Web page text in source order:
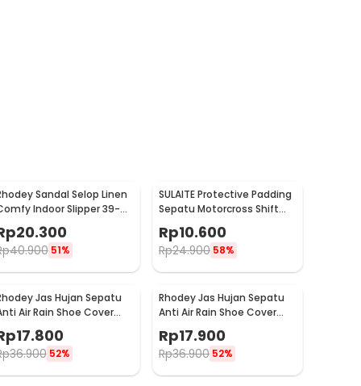
Sandal Selop Linen
Indoor Slipper 39-
40 - YT22
20.300
40.900 51%
SULAITE Protective Padding
Sepatu Motorcross Shift
Pad 1 PCS - GT-106
Rp10.600
Rp24.900 58%
Jas Hujan Sepatu
Air Rain Shoe Cover
PVC with Zipper L - F-300
17.800
36.900 52%
Rhodey Jas Hujan Sepatu
Anti Air Rain Shoe Cover
Rp17.900
Rp36.900 52%